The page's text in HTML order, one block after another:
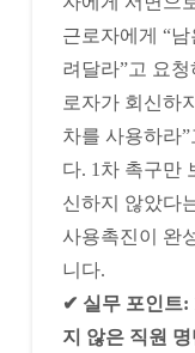
근로자에게 “
려달라”고 요
로자가 회신하
차를 사용하라
다. 1차 촉구만
신하지 않았다
사용촉진이 완
니다.
✔ 실무 포인트:
지 않은 직원